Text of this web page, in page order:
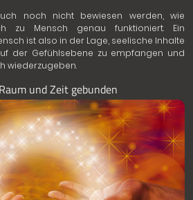
noch nicht bewiesen werden, wie
zu Mensch genau funktioniert. Ein
ist also in der Lage, seelische Inhalte
der Gefühlsebene zu empfangen und
wiederzugeben.
und Zeit gebunden